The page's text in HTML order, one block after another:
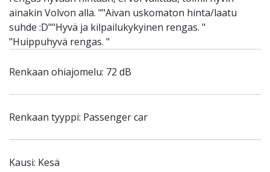
ainakin Volvon alla. ""Aivan uskomaton hinta/laatu
suhde :D""Hyvä ja kilpailukykyinen rengas. "
"Huippuhyvä rengas. "
Renkaan ohiajomelu: 72 dB
Renkaan tyyppi: Passenger car
Kausi: Kesä